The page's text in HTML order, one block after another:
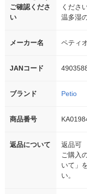
ご確認くださ
い
くださ
温多湿
メーカー名 ペティ
JANコード
ブランド Petio
商品番号
返品について
返品可
ご購入
いて」
い。